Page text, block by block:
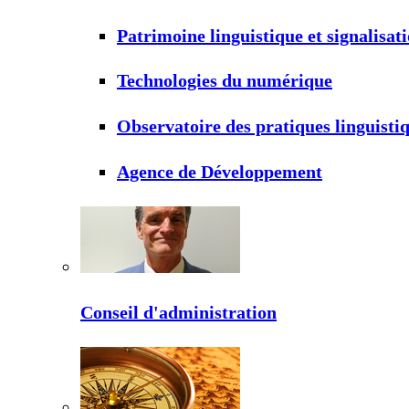
Patrimoine linguistique et
Technologies du numérique
Observatoire des pratiques
Agence de Développement
Conseil d'administration